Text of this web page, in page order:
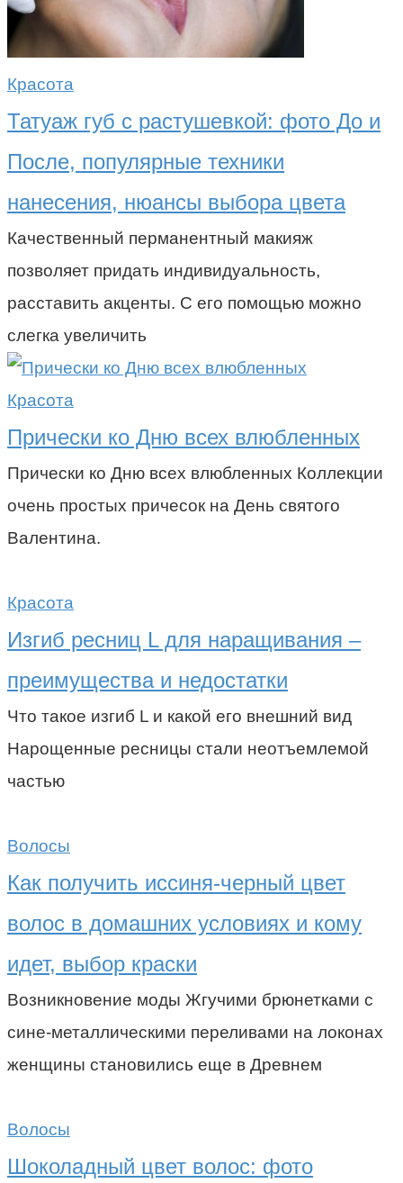
Красота
Татуаж губ с растушевкой: фото До и
После, популярные техники
нанесения, нюансы выбора цвета
Качественный перманентный макияж
позволяет придать индивидуальность,
расставить акценты. С его помощью можно
слегка увеличить
Красота
Прически ко Дню всех влюбленных
Прически ко Дню всех влюбленных Коллекции
очень простых причесок на День святого
Валентина.
Красота
Изгиб ресниц L для наращивания –
преимущества и недостатки
Что такое изгиб L и какой его внешний вид
Нарощенные ресницы стали неотъемлемой
частью
Волосы
Как получить иссиня-черный цвет
волос в домашних условиях и кому
идет, выбор краски
Возникновение моды Жгучими брюнетками с
сине-металлическими переливами на локонах
женщины становились еще в Древнем
Волосы
Шоколадный цвет волос: фото